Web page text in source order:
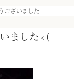
ございました
ました<(_